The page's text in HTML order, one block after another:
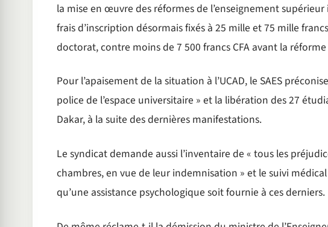
la mise en œuvre des réformes de l’enseignement
frais d’inscription désormais fixés à 25 mille et 75 mille
doctorat, contre moins de 7 500 francs CFA avant la
Pour l’apaisement de la situation à l’UCAD, le SAES
police de l’espace universitaire » et la libération des 27
Dakar, à la suite des dernières manifestations.
Le syndicat demande aussi l’inventaire de « tous les
chambres, en vue de leur indemnisation » et le suivi
qu’une assistance psychologique soit fournie à ces derniers.